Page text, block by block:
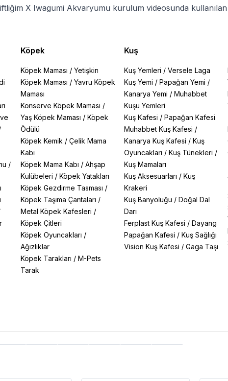
X Iwagumi Akvaryumu kurulum videosunda
/
Köpek
Köpek Maması /Yetişkin
Köpek Maması /Yavru Köpek
Maması
Konserve Köpek Maması /
Yaş Köpek Maması /Köpek
Ödülü
Köpek Kemik /Çelik Mama
Kabı
Köpek Mama Kabı /Ahşap
Kulübeleri /Köpek Yatakları
Köpek Gezdirme Tasması /
Köpek Taşıma Çantaları /
Metal Köpek Kafesleri /
Köpek Çitleri
Köpek Oyuncakları /
Ağızlıklar
Köpek Tarakları /M-Pets
Tarak
Kuş
Kuş Yemleri / Versele Laga
Kuş Yemi / Papağan Yemi /
Kanarya Yemi / Muhabbet
Kuşu Yemleri
Kuş Kafesi / Papağan Kafesi
Muhabbet Kuş Kafesi /
Kanarya Kuş Kafesi / Kuş
Oyuncakları / Kuş Tünekleri /
Kuş Mamaları
Kuş Aksesuarları / Kuş
Krakeri
Kuş Banyoluğu / Doğal Dal
Darı
Ferplast Kuş Kafesi / Dayang
Papağan Kafesi / Kuş Sağlığı
Vision Kuş Kafesi / Gaga Taşı